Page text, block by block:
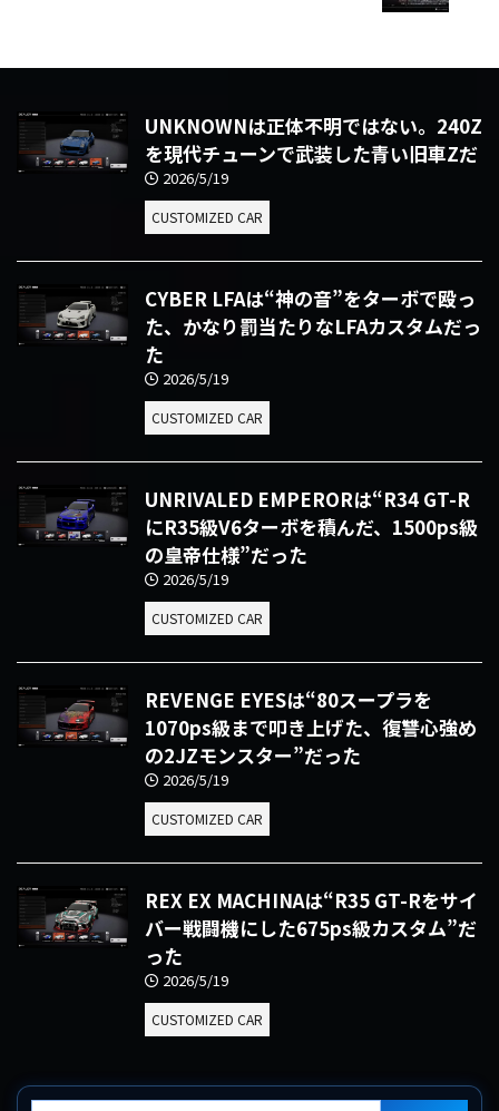
UNKNOWNは正体不明ではない。240Z
を現代チューンで武装した青い旧車Zだ
2026/5/19
CUSTOMIZED CAR
CYBER LFAは“神の音”をターボで殴っ
た、かなり罰当たりなLFAカスタムだっ
た
2026/5/19
CUSTOMIZED CAR
UNRIVALED EMPERORは“R34 GT-R
にR35級V6ターボを積んだ、1500ps級
の皇帝仕様”だった
2026/5/19
CUSTOMIZED CAR
REVENGE EYESは“80スープラを
1070ps級まで叩き上げた、復讐心強め
の2JZモンスター”だった
2026/5/19
CUSTOMIZED CAR
REX EX MACHINAは“R35 GT-Rをサイ
バー戦闘機にした675ps級カスタム”だ
った
2026/5/19
CUSTOMIZED CAR